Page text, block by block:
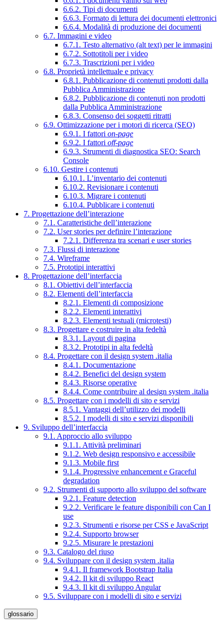
6.6.2. Tipi di documenti
6.6.3. Formato di lettura dei documenti elettronici
6.6.4. Modalità di produzione dei documenti
6.7. Immagini e video
6.7.1. Testo alternativo (alt text) per le immagini
6.7.2. Sottotitoli per i video
6.7.3. Trascrizioni per i video
6.8. Proprietà intellettuale e privacy
6.8.1. Pubblicazione di contenuti prodotti dalla
Pubblica Amministrazione
6.8.2. Pubblicazione di contenuti non prodotti
dalla Pubblica Amministrazione
6.8.3. Consenso dei soggetti ritratti
6.9. Ottimizzazione per i motori di ricerca (SEO)
6.9.1. I fattori on-page
6.9.2. I fattori off-page
6.9.3. Strumenti di diagnostica SEO: Search
Console
6.10. Gestire i contenuti
6.10.1. L’inventario dei contenuti
6.10.2. Revisionare i contenuti
6.10.3. Migrare i contenuti
6.10.4. Pubblicare i contenuti
7. Progettazione dell’interazione
7.1. Caratteristiche dell’interazione
7.2. User stories per definire l’interazione
7.2.1. Differenza tra scenari e user stories
7.3. Flussi di interazione
7.4. Wireframe
7.5. Prototipi interattivi
8. Progettazione dell’interfaccia
8.1. Obiettivi dell’interfaccia
8.2. Elementi dell’interfaccia
8.2.1. Elementi di composizione
8.2.2. Elementi interattivi
8.2.3. Elementi testuali (microtesti)
8.3. Progettare e costruire in alta fedeltà
8.3.1. Layout di pagina
8.3.2. Prototipi in alta fedeltà
8.4. Progettare con il design system .italia
8.4.1. Documentazione
8.4.2. Benefici del design system
8.4.3. Risorse operative
8.4.4. Come contribuire al design system .italia
8.5. Progettare con i modelli di sito e servizi
8.5.1. Vantaggi dell’utilizzo dei modelli
8.5.2. I modelli di sito e servizi disponibili
9. Sviluppo dell’interfaccia
9.1. Approccio allo sviluppo
9.1.1. Attività preliminari
9.1.2. Web design responsivo e accessibile
9.1.3. Mobile first
9.1.4. Progressive enhancement e Graceful
degradation
9.2. Strumenti di supporto allo sviluppo del software
9.2.1. Feature detection
9.2.2. Verificare le feature disponibili con Can I
use
9.2.3. Strumenti e risorse per CSS e JavaScript
9.2.4. Supporto browser
9.2.5. Misurare le prestazioni
9.3. Catalogo del riuso
9.4. Sviluppare con il design system .italia
9.4.1. Il framework Bootstrap Italia
9.4.2. Il kit di sviluppo React
9.4.3. Il kit di sviluppo Angular
9.5. Sviluppare con i modelli di sito e servizi
glossario